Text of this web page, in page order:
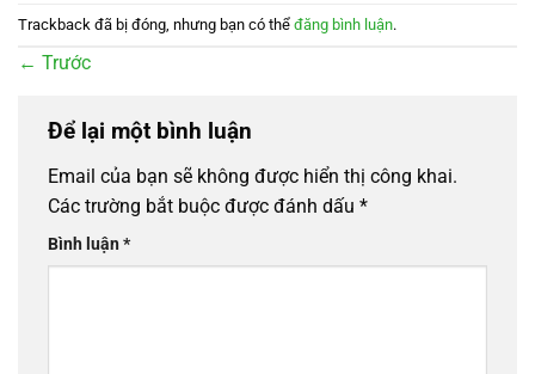
Trackback đã bị đóng, nhưng bạn có thể đăng bình luận.
← Trước
Để lại một bình luận
Email của bạn sẽ không được hiển thị công khai.
Các trường bắt buộc được đánh dấu *
Bình luận*